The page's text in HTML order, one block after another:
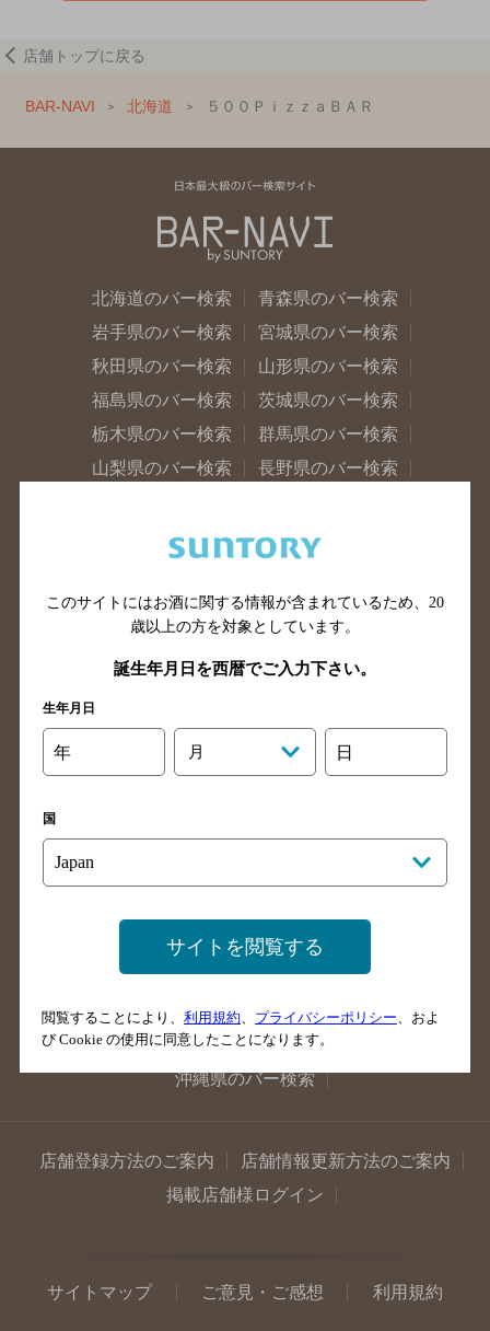
店舗トップに戻る
BAR-NAVI 北海道 ５００ＰｉｚｚａＢＡＲ
北海道のバー検索
青森県のバー検索
岩手県のバー検索
宮城県のバー検索
秋田県のバー検索
山形県のバー検索
福島県のバー検索
茨城県のバー検索
栃木県のバー検索
群馬県のバー検索
山梨県のバー検索
長野県のバー検索
神奈川県のバー検索
千葉県のバー検索
静岡県のバー検索
三重県のバー検索
岐阜県のバー検索
富山県のバー検索
石川県のバー検索
福井県のバー検索
大阪府のバー検索
滋賀県のバー検索
和歌山県のバー検索
山口県のバー検索
鳥取県のバー検索
高知県のバー検索
福岡県のバー検索
長崎県のバー検索
佐賀県のバー検索
大分県のバー検索
熊本県のバー検索
宮崎県のバー検索
鹿児島県のバー検索
沖縄県のバー検索
店舗登録方法のご案内
店舗情報更新方法のご案内
掲載店舗様ログイン
サイトマップ ご意見・ご感想 利用規約
このサイトにはお酒に関する情報が含まれているため、 20
歳以上の方を対象としています。
誕生年月日を西暦でご入力下さい。
生年月日
年 月 日
国
サイトを閲覧する
閲覧することにより、 利用規約、 プライバシーポリシー、およ
び Cookie の使用に同意したことになります。